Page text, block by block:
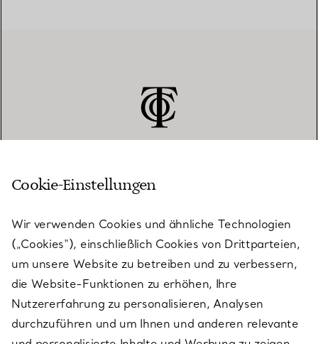
KUNDENSERVICE
SERVICES
ÜBER TIFFANY & CO.
Cookie-Einstellungen
Wir verwenden Cookies und ähnliche Technologien
(„Cookies“), einschließlich Cookies von Drittparteien,
um unsere Website zu betreiben und zu verbessern,
die Website-Funktionen zu erhöhen, Ihre
Nutzererfahrung zu personalisieren, Analysen
durchzuführen und um Ihnen und anderen relevante